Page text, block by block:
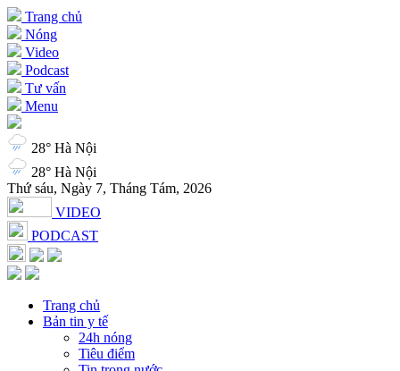
Trang chủ
Nóng
Video
Podcast
Tư vấn
Menu
28° Hà Nội
28° Hà Nội
Thứ sáu, Ngày 7, Tháng Tám, 2026
VIDEO
PODCAST
Trang chủ
Bản tin y tế
24h nóng
Tiêu điểm